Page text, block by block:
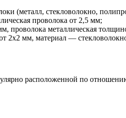
(металл, стекловолокно,
проволока от 2,5 мм;
проволока металлическая
2х2 мм, материал —
расположенной по